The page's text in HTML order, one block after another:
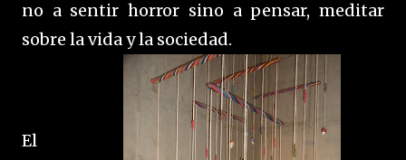
no a sentir horror sino a pensar, meditar
sobre la vida y la sociedad.
El